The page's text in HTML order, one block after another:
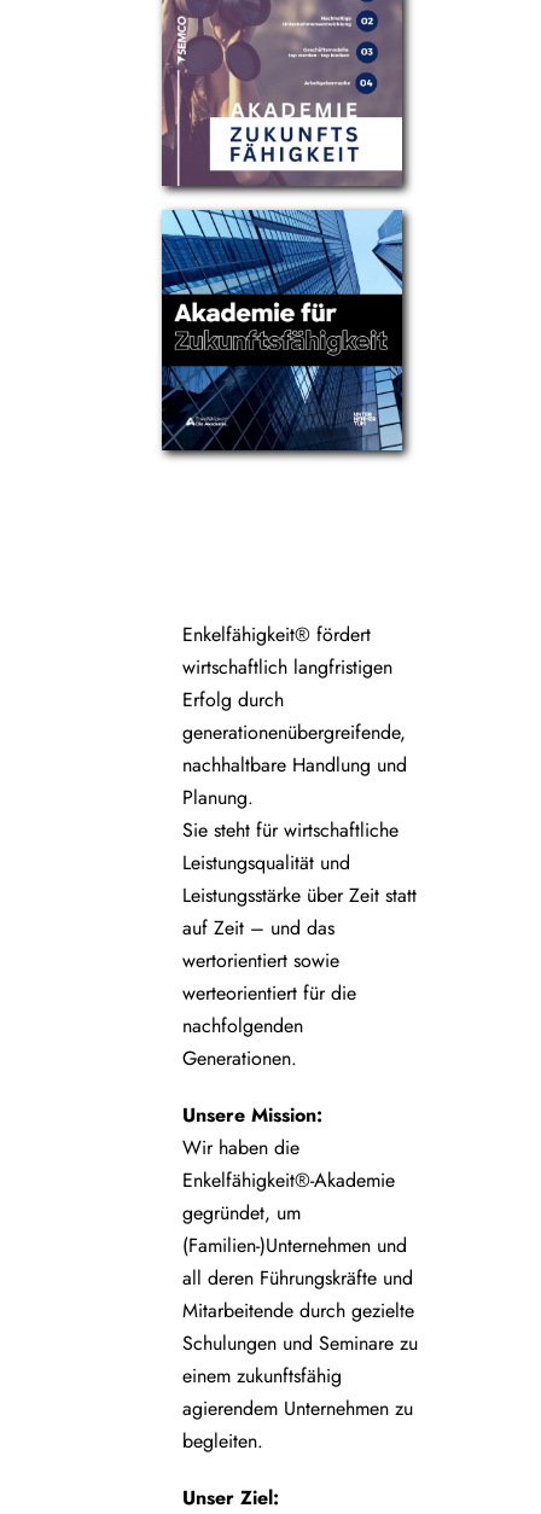
Partner
Über uns
Enkelfähigkeit® fördert
wirtschaftlich langfristigen
Erfolg durch
generationenübergreifende,
nachhaltbare Handlung und
Planung.
Sie steht für wirtschaftliche
Leistungsqualität und
Leistungsstärke über Zeit statt
auf Zeit – und das
wertorientiert sowie
werteorientiert für die
nachfolgenden
Generationen.
Unsere Mission:
Wir haben die
Enkelfähigkeit®-Akademie
gegründet, um
(Familien-)Unternehmen und
all deren Führungskräfte und
Mitarbeitende durch gezielte
Schulungen und Seminare zu
einem zukunftsfähig
agierendem Unternehmen zu
begleiten.
Unser Ziel: